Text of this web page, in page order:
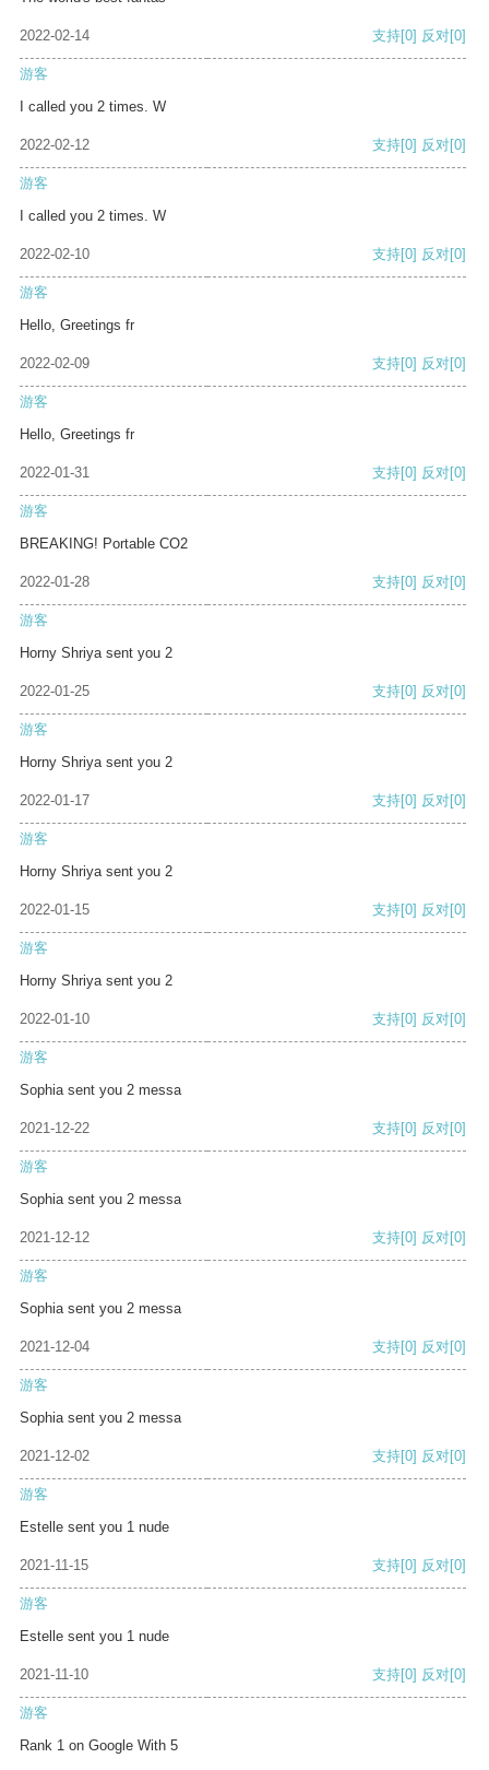
2022-02-14 支持[0] 反对[0]
游客
I called you 2 times. W
2022-02-12 支持[0] 反对[0]
游客
I called you 2 times. W
2022-02-10 支持[0] 反对[0]
游客
Hello, Greetings fr
2022-02-09 支持[0] 反对[0]
游客
Hello, Greetings fr
2022-01-31 支持[0] 反对[0]
游客
BREAKING! Portable CO2
2022-01-28 支持[0] 反对[0]
游客
Horny Shriya sent you 2
2022-01-25 支持[0] 反对[0]
游客
Horny Shriya sent you 2
2022-01-17 支持[0] 反对[0]
游客
Horny Shriya sent you 2
2022-01-15 支持[0] 反对[0]
游客
Horny Shriya sent you 2
2022-01-10 支持[0] 反对[0]
游客
Sophia sent you 2 messa
2021-12-22 支持[0] 反对[0]
游客
Sophia sent you 2 messa
2021-12-12 支持[0] 反对[0]
游客
Sophia sent you 2 messa
2021-12-04 支持[0] 反对[0]
游客
Sophia sent you 2 messa
2021-12-02 支持[0] 反对[0]
游客
Estelle sent you 1 nude
2021-11-15 支持[0] 反对[0]
游客
Estelle sent you 1 nude
2021-11-10 支持[0] 反对[0]
游客
Rank 1 on Google With 5